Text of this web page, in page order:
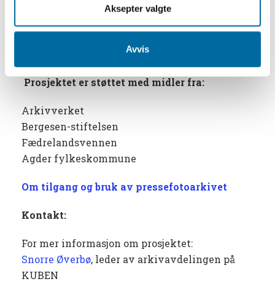
Aksepter valgte
Avvis
både sikret for ettertiden og gjort tilgjengelig
for publikum.
Prosjektet er støttet med midler fra:
Arkivverket
Bergesen-stiftelsen
Fædrelandsvennen
Agder fylkeskommune
Om tilgang og bruk av pressefotoarkivet
Kontakt:
For mer informasjon om prosjektet:
Snorre Øverbø, leder av arkivavdelingen på
KUBEN